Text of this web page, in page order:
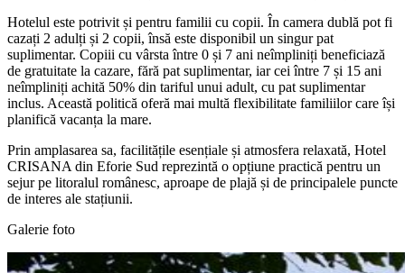
Hotelul este potrivit și pentru familii cu copii. În camera dublă pot fi
cazați 2 adulți și 2 copii, însă este disponibil un singur pat
suplimentar. Copiii cu vârsta între 0 și 7 ani neîmpliniți beneficiază
de gratuitate la cazare, fără pat suplimentar, iar cei între 7 și 15 ani
neîmpliniți achită 50% din tariful unui adult, cu pat suplimentar
inclus. Această politică oferă mai multă flexibilitate familiilor care își
planifică vacanța la mare.
Prin amplasarea sa, facilitățile esențiale și atmosfera relaxată, Hotel
CRISANA din Eforie Sud reprezintă o opțiune practică pentru un
sejur pe litoralul românesc, aproape de plajă și de principalele puncte
de interes ale stațiunii.
Galerie foto